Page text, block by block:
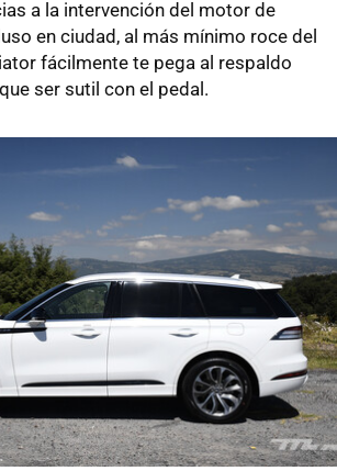
a la intervención del motor de
en ciudad, al más mínimo roce del
fácilmente te pega al respaldo
ser sutil con el pedal.